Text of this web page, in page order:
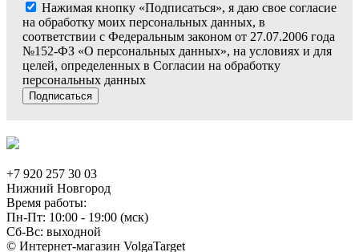
Нажимая кнопку «Подписаться», я даю свое согласие
на обработку моих персональных данных, в
соответствии с Федеральным законом от 27.07.2006 года
№152-ФЗ «О персональных данных», на условиях и для
целей, определенных в Согласии на обработку
персональных данных
Подписаться
+7 920 257 30 03
Нижний Новгород
Время работы:
Пн-Пт: 10:00 - 19:00 (мск)
Сб-Вс: выходной
© Интернет-магазин VolgaTarget